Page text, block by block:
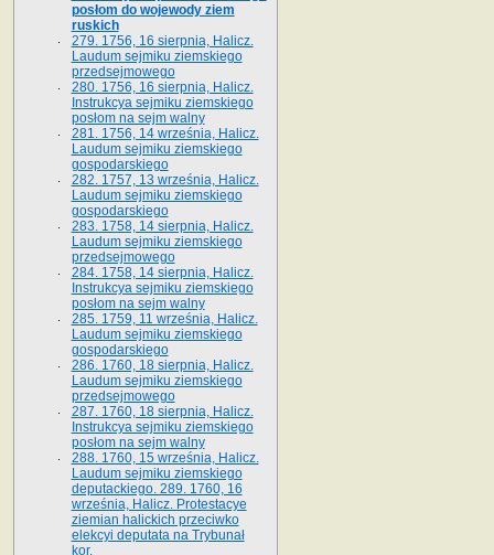
posłom do wojewody ziem
ruskich
279. 1756, 16 sierpnia, Halicz.
Laudum sejmiku ziemskiego
przedsejmowego
280. 1756, 16 sierpnia, Halicz.
Instrukcya sejmiku ziemskiego
posłom na sejm walny
281. 1756, 14 września, Halicz.
Laudum sejmiku ziemskiego
gospodarskiego
282. 1757, 13 września, Halicz.
Laudum sejmiku ziemskiego
gospodarskiego
283. 1758, 14 sierpnia, Halicz.
Laudum sejmiku ziemskiego
przedsejmowego
284. 1758, 14 sierpnia, Halicz.
Instrukcya sejmiku ziemskiego
posłom na sejm walny
285. 1759, 11 września, Halicz.
Laudum sejmiku ziemskiego
gospodarskiego
286. 1760, 18 sierpnia, Halicz.
Laudum sejmiku ziemskiego
przedsejmowego
287. 1760, 18 sierpnia, Halicz.
Instrukcya sejmiku ziemskiego
posłom na sejm walny
288. 1760, 15 września, Halicz.
Laudum sejmiku ziemskiego
deputackiego. 289. 1760, 16
września, Halicz. Protestacye
ziemian halickich przeciwko
elekcyi deputata na Trybunał
kor.